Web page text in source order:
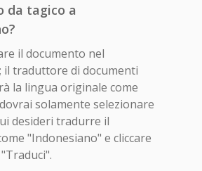
da tagico a
il documento nel
il traduttore di documenti
la lingua originale come
solamente selezionare
desideri tradurre il
"Indonesiano" e cliccare